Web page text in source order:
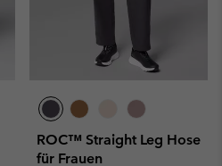
ROC™ Straight Leg Hose
für Frauen